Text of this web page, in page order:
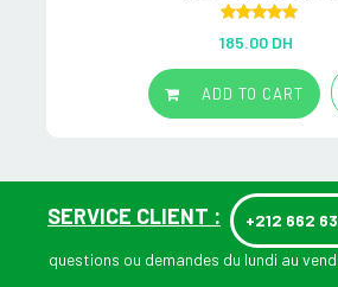
out of 5
185.00 DH
ADD TO CART
SERVICE CLIENT : +212 662
questions ou demandes du lundi au